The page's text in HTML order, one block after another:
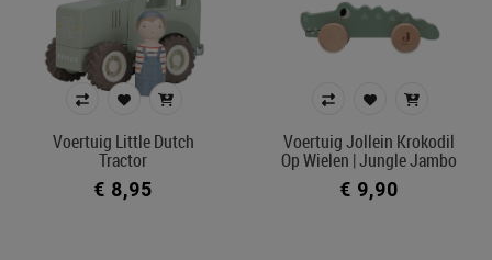
Voertuig Little Dutch
Tractor
€ 8,95
Voertuig Jollein Krokodil
Op Wielen | Jungle Jambo
€ 9,90